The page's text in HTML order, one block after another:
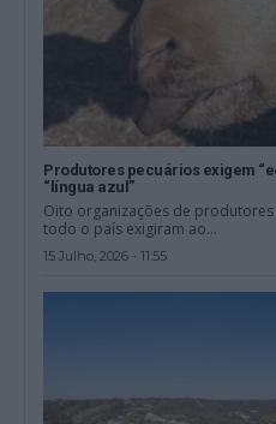
Produtores pecuários exigem
“língua azul”
Oito organizações de
todo o país exigiram ao...
15 Julho, 2026 - 11:55